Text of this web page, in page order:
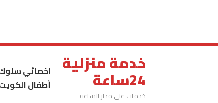
خدمة منزلية
24ساعة
خدمات على مدار الساعة
اخصائي
أطفال